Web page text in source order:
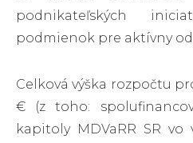
podnikateľských
podmienok pre aktívny
Celková výška rozpočtu
€ (z toho:
kapitoly MDVaRR SR vo